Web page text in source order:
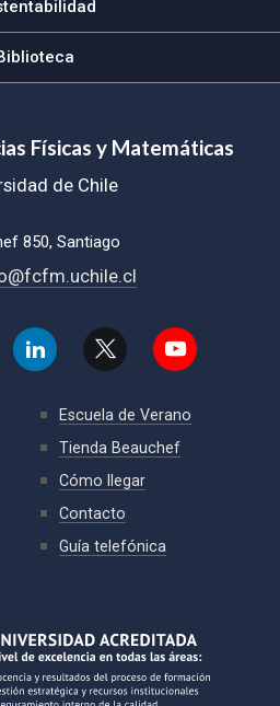
Físicas y Matemáticas
de Chile
850, Santiago
Escuela de Verano
Tienda Beauchef
Cómo llegar
Contacto
Guía telefónica